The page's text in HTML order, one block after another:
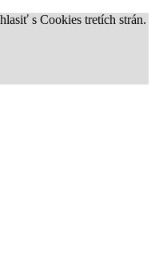
s Cookies tretích strán.